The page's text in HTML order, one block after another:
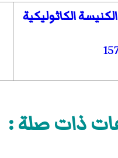
الكاثوليكية
ذات صلة :